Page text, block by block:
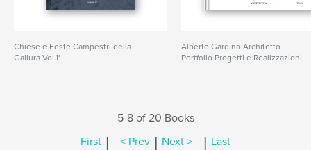
Chiese e Feste Campestri della
Gallura Vol.1°
Alberto Gardino Architetto
Portfolio Progetti e Realizzazioni
5-8 of 20 Books
First | < Prev | Next > | Last